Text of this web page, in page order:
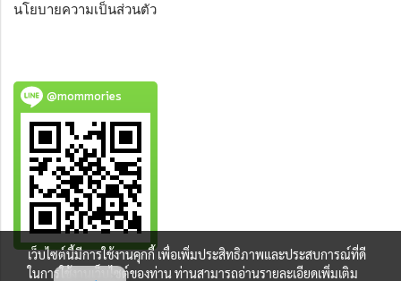
นโยบายความเป็นส่วนตัว
@mommories
เว็บไซต์นี้มีการใช้งานคุกกี้ เพื่อเพิ่มประสิทธิภาพและประสบการณ์ที่ดี
ในการใช้งานเว็บไซต์ของท่าน ท่านสามารถอ่านรายละเอียดเพิ่มเติม